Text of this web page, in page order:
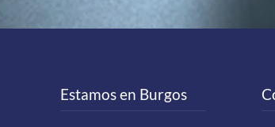
Estamos en Burgos